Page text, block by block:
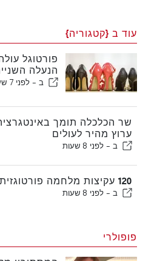
עוד ב {קטגוריה}
פורטוגל
הנעלה
ב - לפני 7 שעות
שר הכלכלה תומך
ערוץ מהיר לעולים
ב - לפני 8 שעות
120 עקיצות מלחמה פורטוגזית נרשמו ביום אחד
ב - לפני 8 שעות
פופולרי